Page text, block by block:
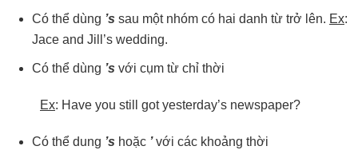
Có thể dùng ’s sau một nhóm có hai danh từ trở lên. Ex:
Jace and Jill’s wedding.
Có thể dùng ’s với cụm từ chỉ thời
Ex: Have you still got yesterday’s newspaper?
Có thể dung ’s hoặc ’với các khoảng thời